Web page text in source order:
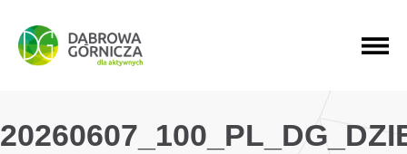
PRZEJDŹ DO MENU GŁÓWNEGO
PRZEJDŹ DO WYSZUKIWARKI
PRZEJDŹ DO TREŚCI